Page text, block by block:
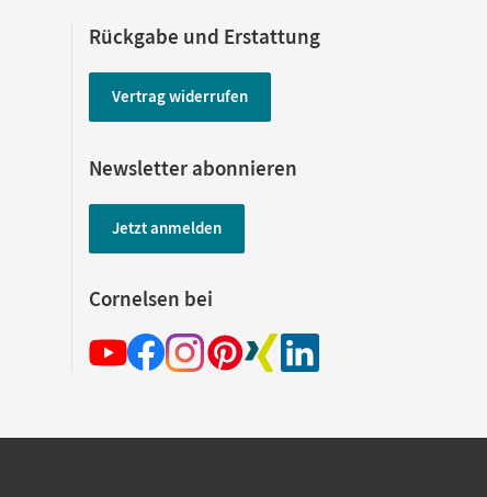
Rückgabe und Erstattung
Vertrag widerrufen
Newsletter abonnieren
Jetzt anmelden
Cornelsen bei